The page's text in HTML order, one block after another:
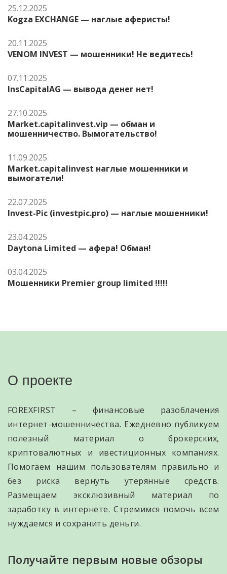
25.12.2025
Kogza EXCHANGE — наглые аферисты!
20.11.2025
VENOM INVEST — мошенники! Не ведитесь!
07.11.2025
InsCapitalAG — вывода денег нет!
27.10.2025
Market.capitalinvest.vip — обман и
мошенничество. Вымогательство!
11.09.2025
Market.capitalinvest наглые мошенники и
вымогатели!
22.07.2025
Invest-Pic (investpic.pro) — наглые мошенники!
23.04.2025
Daytona Limited — афера! Обман!
03.04.2025
Мошенники Premier group limited !!!!!
О проекте
FOREXFIRST – финансовые разоблачения
интернет-мошенничества. Ежедневно публикуем
полезный материал о брокерских,
криптовалютных и ивестиционных компаниях.
Помогаем нашим пользователям правильно и
без риска вернуть утерянные средств.
Размещаем эксклюзивный материал по
заработку в интернете. Стремимся помочь всем
нуждаемся и сохранить деньги.
Получайте первым новые обзоры